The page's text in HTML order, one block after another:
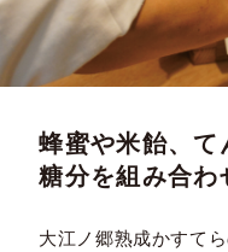
蜂蜜や米飴、て
糖分を組み合わ
大江ノ郷熟成かすて